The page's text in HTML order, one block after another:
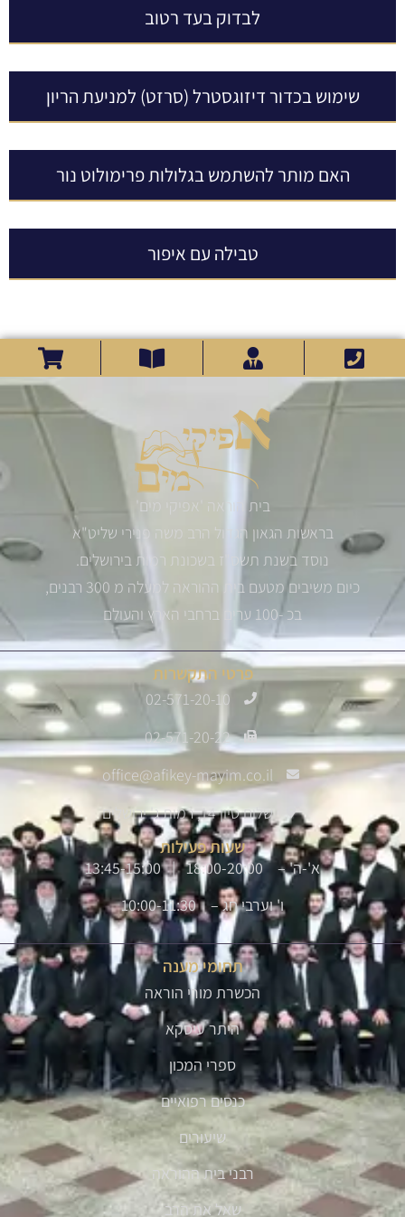
לבדוק בעד רטוב
שימוש בכדור דיזוגסטרל (סרזט) למניעת הריון
האם מותר להשתמש בגלולות פרימולוט נור
טבילה עם איפור
בית הוראה 'אפיקי מים'
בראשות הגאון הגדול הרב משה פנירי שליט"א
נוסד בשנת תשס"ז בשכונת רמות בירושלים.
כיום משיבים מטעם בית ההוראה למעלה מ 300 רבנים,
בכ -100 ערים ברחבי הארץ והעולם
פרטי התקשרות
02-571-20-10
02-571-20-22
office@afikey-mayim.co.il
שלום סיון 14, רמות ג' ירושלים
שעות פעילות
א'-ה' – 18:00-20:00 | 13:45-15:00
ו' וערבי חג – 10:00-11:30
תחומי מענה
הכשרת מורי הוראה
היתר עיסקא
ספרי המכון
כנסים רפואיים
שיעורים
רבני בית ההוראה
שאל את הרב